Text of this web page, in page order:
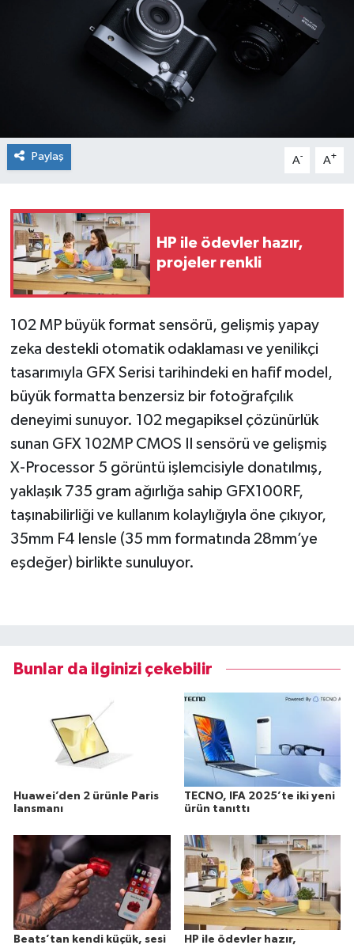
Paylaş A- A+
HP ile ödevler hazır,
projeler renkli
102 MP büyük format sensörü, gelişmiş yapay
zeka destekli otomatik odaklaması ve yenilikçi
tasarımıyla GFX Serisi tarihindeki en hafif model,
büyük formatta benzersiz bir fotoğrafçılık
deneyimi sunuyor. 102 megapiksel çözünürlük
sunan GFX 102MP CMOS II sensörü ve gelişmiş
X-Processor 5 görüntü işlemcisiyle donatılmış,
yaklaşık 735 gram ağırlığa sahip GFX100RF,
taşınabilirliği ve kullanım kolaylığıyla öne çıkıyor,
35mm F4 lensle (35 mm formatında 28mm’ye
eşdeğer) birlikte sunuluyor.
Bunlar da ilginizi çekebilir
Huawei’den 2 ürünle Paris
lansmanı
TECNO, IFA 2025’te iki yeni
ürün tanıttı
Beats’tan kendi küçük, sesi
HP ile ödevler hazır,
SÖYLEŞİ